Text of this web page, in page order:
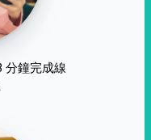
分鐘完成線